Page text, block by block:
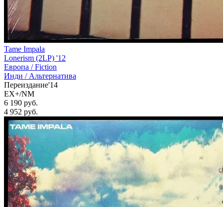
Tame Impala
Lonerism (2LP) '12
Европа /Fiction
Инди / Альтернатива
Переиздание'14
EX+/NM
6 190 руб.
4 952 руб.